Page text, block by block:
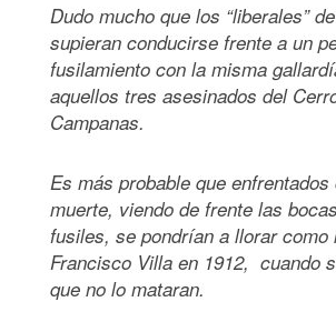
Dudo mucho que los “liberales”
supieran conducirse frente a un
fusilamiento con la misma
aquellos tres asesinados del
Campanas.
Es más probable que enfrentados
muerte, viendo de frente las
fusiles, se pondrían a llorar como
Francisco Villa en 1912, cuando
que no lo mataran.